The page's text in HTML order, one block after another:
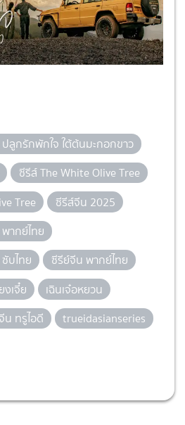
ลูกรักพักใจ ใต้ต้นมะกอกขาว
ซีรีส์ The White Olive Tree
Tree
ซีรีส์จีน 2025
ากย์ไทย
บไทย
ซีรีย์จีน พากย์ไทย
งเจี๋ย
เฉินเจ๋อหยวน
น ทรูไอดี
trueidasianseries